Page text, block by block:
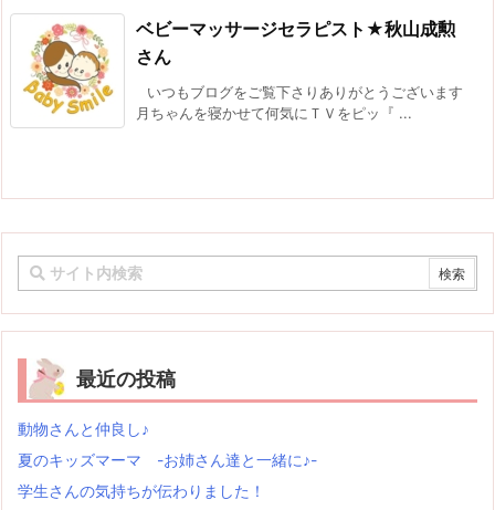
ベビーマッサージセラピスト★秋山成勲
さん
いつもブログをご覧下さりありがとうございます
月ちゃんを寝かせて何気にＴＶをピッ『 ...
最近の投稿
動物さんと仲良し♪
夏のキッズマーマ -お姉さん達と一緒に♪-
学生さんの気持ちが伝わりました！